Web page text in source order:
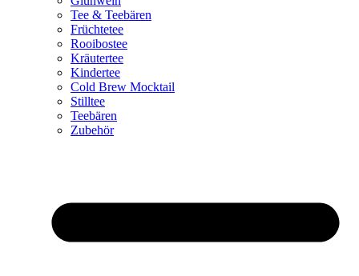
Tee & Teebären
Früchtetee
Rooibostee
Kräutertee
Kindertee
Cold Brew Mocktail
Stilltee
Teebären
Zubehör